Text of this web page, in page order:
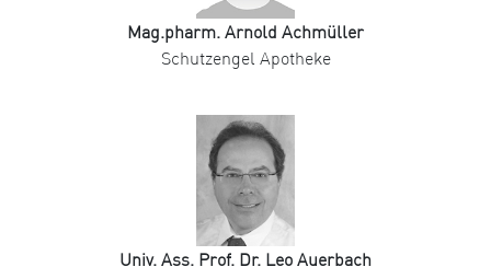
Mag.pharm. Arnold Achmüller
Schutzengel Apotheke
Univ. Ass. Prof. Dr. Leo Auerbach